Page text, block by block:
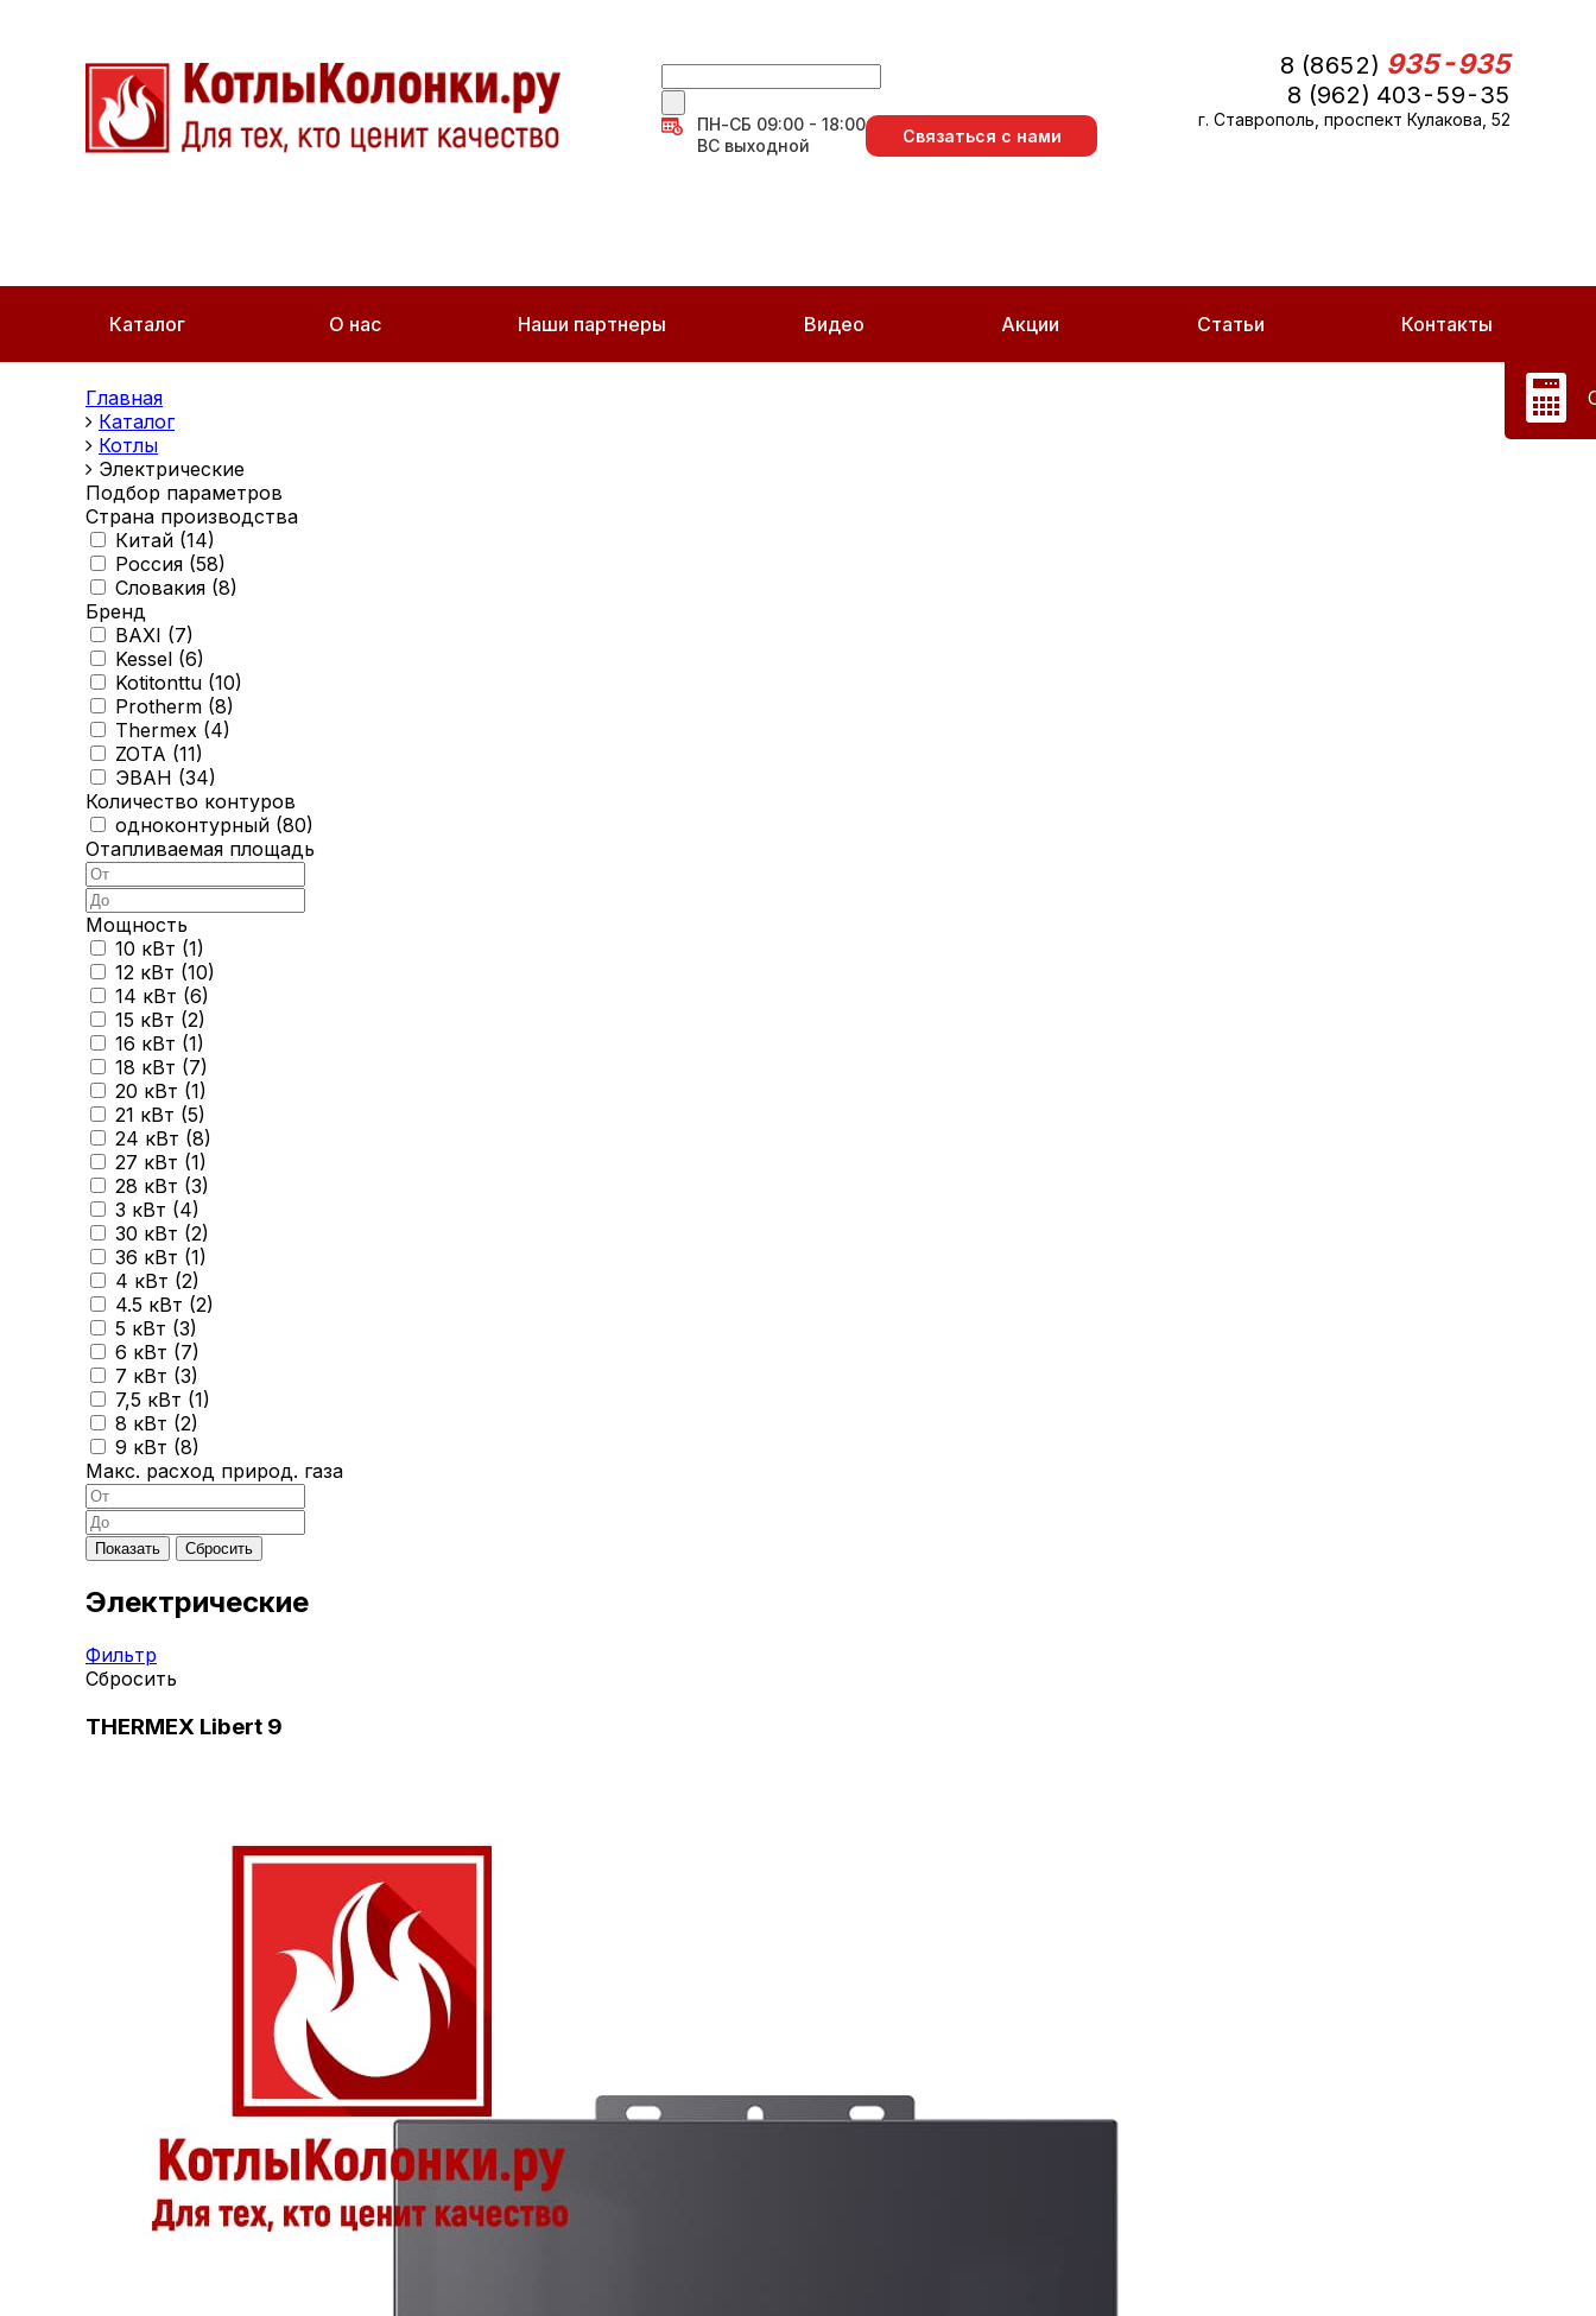
ПН-СБ 09:00 - 18:00
ВС выходной
Связаться с нами
8 (8652) 935-935
8 (962) 403-59-35
г. Ставрополь, проспект Кулакова, 52
Каталог О нас Наши партнеры Видео Акции Статьи Контакты
Главная
Каталог
Котлы
Электрические
Подбор параметров
Страна производства
Китай (14)
Россия (58)
Словакия (8)
Бренд
BAXI (7)
Kessel (6)
Kotitonttu (10)
Protherm (8)
Thermex (4)
ZOTA (11)
ЭВАН (34)
Количество контуров
одноконтурный (80)
Отапливаемая площадь
Мощность
10 кВт (1)
12 кВт (10)
14 кВт (6)
15 кВт (2)
16 кВт (1)
18 кВт (7)
20 кВт (1)
21 кВт (5)
24 кВт (8)
27 кВт (1)
28 кВт (3)
3 кВт (4)
30 кВт (2)
36 кВт (1)
4 кВт (2)
4.5 кВт (2)
5 кВт (3)
6 кВт (7)
7 кВт (3)
7,5 кВт (1)
8 кВт (2)
9 кВт (8)
Макс. расход природ. газа
Электрические
Фильтр
Сбросить
THERMEX Libert 9